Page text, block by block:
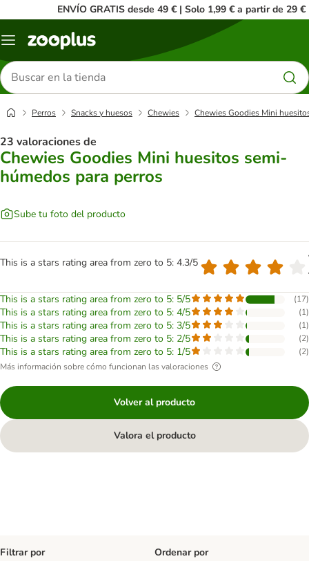
ENVÍO GRATIS desde 49 € | Solo 1,99 € a partir de 29 €
Menú
Buscar
productos
Perros Snacks y huesos Chewies Chewies Goodies Mini
23 valoraciones de
Chewies Goodies Mini huesitos semi-
húmedos para perros
Sube tu foto del producto
This is a stars rating area from zero to 5: 4.3/5
This is a stars rating area from zero to 5: 5/5 (17)
This is a stars rating area from zero to 5: 4/5 (1)
This is a stars rating area from zero to 5: 3/5 (1)
This is a stars rating area from zero to 5: 2/5 (2)
This is a stars rating area from zero to 5: 1/5 (2)
Más información sobre cómo funcionan las valoraciones
Volver al producto
Valora el producto
Filtrar por Ordenar por